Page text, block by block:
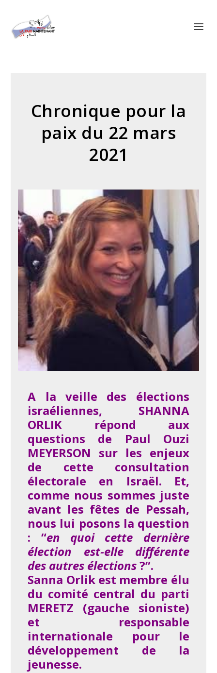
Chronique pour la
paix du 22 mars
2021
A la veille des élections
israéliennes, SHANNA
ORLIK répond aux
questions de Paul Ouzi
MEYERSON sur les enjeux
de cette consultation
électorale en Israël. Et,
comme nous sommes juste
avant les fêtes de Pessah,
nous lui posons la question
: “en quoi cette dernière
élection est-elle différente
des autres élections?”.
Sanna Orlik est membre élu
du comité central du parti
MERETZ (gauche sioniste)
et responsable
internationale pour le
développement de la
jeunesse.